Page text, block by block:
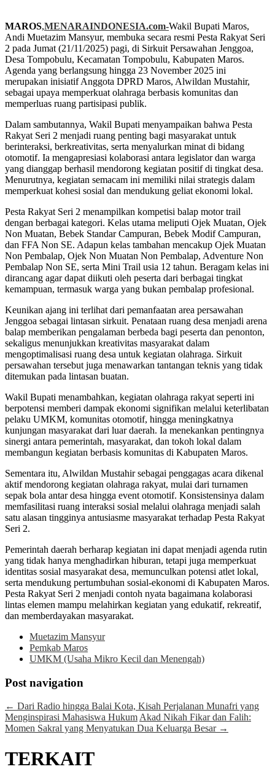
MAROS,MENARAINDONESIA.com-Wakil Bupati Maros,
Andi Muetazim Mansyur, membuka secara resmi Pesta Rakyat Seri
2 pada Jumat (21/11/2025) pagi, di Sirkuit Persawahan Jenggoa,
Desa Tompobulu, Kecamatan Tompobulu, Kabupaten Maros.
Agenda yang berlangsung hingga 23 November 2025 ini
merupakan inisiatif Anggota DPRD Maros, Alwildan Mustahir,
sebagai upaya memperkuat olahraga berbasis komunitas dan
memperluas ruang partisipasi publik.
Dalam sambutannya, Wakil Bupati menyampaikan bahwa Pesta
Rakyat Seri 2 menjadi ruang penting bagi masyarakat untuk
berinteraksi, berkreativitas, serta menyalurkan minat di bidang
otomotif. Ia mengapresiasi kolaborasi antara legislator dan warga
yang dianggap berhasil mendorong kegiatan positif di tingkat desa.
Menurutnya, kegiatan semacam ini memiliki nilai strategis dalam
memperkuat kohesi sosial dan mendukung geliat ekonomi lokal.
Pesta Rakyat Seri 2 menampilkan kompetisi balap motor trail
dengan berbagai kategori. Kelas utama meliputi Ojek Muatan, Ojek
Non Muatan, Bebek Standar Campuran, Bebek Modif Campuran,
dan FFA Non SE. Adapun kelas tambahan mencakup Ojek Muatan
Non Pembalap, Ojek Non Muatan Non Pembalap, Adventure Non
Pembalap Non SE, serta Mini Trail usia 12 tahun. Beragam kelas ini
dirancang agar dapat diikuti oleh peserta dari berbagai tingkat
kemampuan, termasuk warga yang bukan pembalap profesional.
Keunikan ajang ini terlihat dari pemanfaatan area persawahan
Jenggoa sebagai lintasan sirkuit. Penataan ruang desa menjadi arena
balap memberikan pengalaman berbeda bagi peserta dan penonton,
sekaligus menunjukkan kreativitas masyarakat dalam
mengoptimalisasi ruang desa untuk kegiatan olahraga. Sirkuit
persawahan tersebut juga menawarkan tantangan teknis yang tidak
ditemukan pada lintasan buatan.
Wakil Bupati menambahkan, kegiatan olahraga rakyat seperti ini
berpotensi memberi dampak ekonomi signifikan melalui keterlibatan
pelaku UMKM, komunitas otomotif, hingga meningkatnya
kunjungan masyarakat dari luar daerah. Ia menekankan pentingnya
sinergi antara pemerintah, masyarakat, dan tokoh lokal dalam
membangun kegiatan berbasis komunitas di Kabupaten Maros.
Sementara itu, Alwildan Mustahir sebagai penggagas acara dikenal
aktif mendorong kegiatan olahraga rakyat, mulai dari turnamen
sepak bola antar desa hingga event otomotif. Konsistensinya dalam
memfasilitasi ruang interaksi sosial melalui olahraga menjadi salah
satu alasan tingginya antusiasme masyarakat terhadap Pesta Rakyat
Seri 2.
Pemerintah daerah berharap kegiatan ini dapat menjadi agenda rutin
yang tidak hanya menghadirkan hiburan, tetapi juga memperkuat
identitas sosial masyarakat desa, memunculkan potensi atlet lokal,
serta mendukung pertumbuhan sosial-ekonomi di Kabupaten Maros.
Pesta Rakyat Seri 2 menjadi contoh nyata bagaimana kolaborasi
lintas elemen mampu melahirkan kegiatan yang edukatif, rekreatif,
dan memberdayakan masyarakat.
Muetazim Mansyur
Pemkab Maros
UMKM (Usaha Mikro Kecil dan Menengah)
Post navigation
← Dari Radio hingga Balai Kota, Kisah Perjalanan Munafri yang
Menginspirasi Mahasiswa HukumAkad Nikah Fikar dan Falih:
Momen Sakral yang Menyatukan Dua Keluarga Besar →
TERKAIT